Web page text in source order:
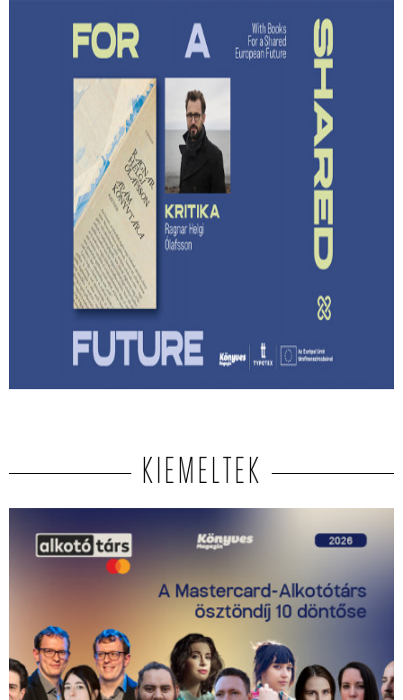
Lehet-e izgalmas egy
hagyatékfelszámolás? – Ragnar Helgi
Ólafsson: Apám könyvtára
Megmenthető-e a feledéstől mindaz, ami számunkra
értékes akkor, ha írunk róla?
KIEMELTEK